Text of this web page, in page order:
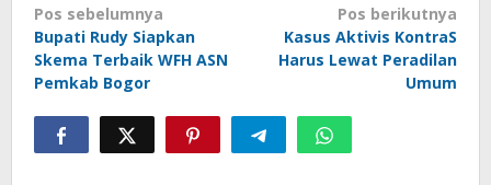
Navigasi
pos
Pos sebelumnya
Bupati Rudy Siapkan
Skema Terbaik WFH ASN
Pemkab Bogor
Pos berikutnya
Kasus Aktivis KontraS
Harus Lewat Peradilan
Umum